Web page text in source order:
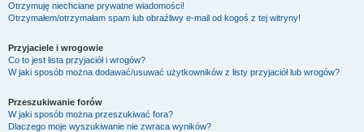
Otrzymuję niechciane prywatne wiadomości!
Otrzymałem/otrzymałam spam lub obraźliwy e-mail od kogoś z tej witryny!
Przyjaciele i wrogowie
Co to jest lista przyjaciół i wrogów?
W jaki sposób można dodawać/usuwać użytkowników z listy przyjaciół lub wrogów?
Przeszukiwanie forów
W jaki sposób można przeszukiwać fora?
Dlaczego moje wyszukiwanie nie zwraca wyników?